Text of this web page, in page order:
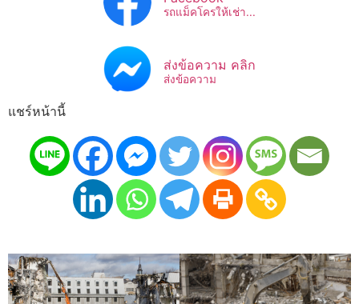
รถแม็คโครให้เช่า...
ส่งข้อความ คลิก
ส่งข้อความ
แชร์หน้านี้